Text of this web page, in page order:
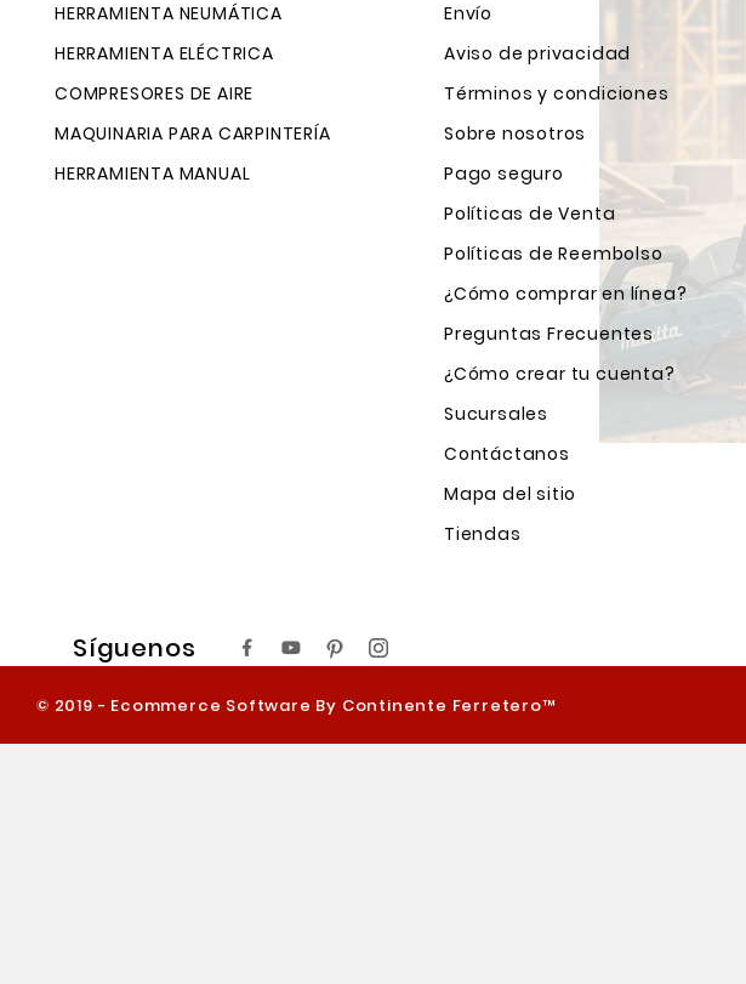
HERRAMIENTA NEUMÁTICA
HERRAMIENTA ELÉCTRICA
COMPRESORES DE AIRE
MAQUINARIA PARA CARPINTERÍA
HERRAMIENTA MANUAL
Envío
Aviso de privacidad
Términos y condiciones
Sobre nosotros
Pago seguro
Políticas de Venta
Políticas de Reembolso
¿Cómo comprar en línea?
Preguntas Frecuentes
¿Cómo crear tu cuenta?
Sucursales
Contáctanos
Mapa del sitio
Tiendas
Síguenos
© 2019 - Ecommerce Software By Continente Ferretero™